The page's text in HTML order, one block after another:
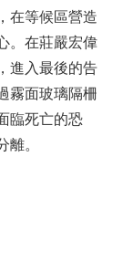
在等候區營造
。在莊嚴宏偉
進入最後的告
霧面玻璃隔柵
臨死亡的恐
離。